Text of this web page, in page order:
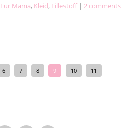
Für Mama, Kleid, Lillestoff |2 comments
6 7 8 9 10
11